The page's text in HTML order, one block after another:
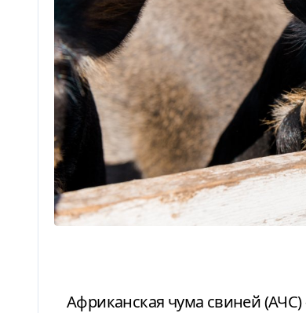
Африканская чума свиней (АЧС) – чувствительная тема, которая в Украине